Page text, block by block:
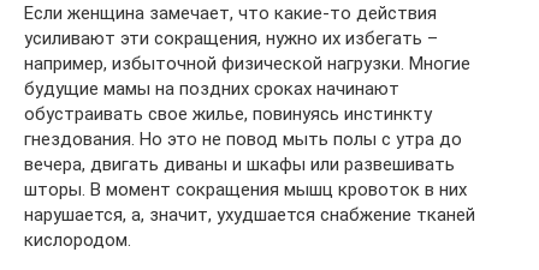
Если женщина замечает, что какие-то действия
усиливают эти сокращения, нужно их избегать –
например, избыточной физической нагрузки. Многие
будущие мамы на поздних сроках начинают
обустраивать свое жилье, повинуясь инстинкту
гнездования. Но это не повод мыть полы с утра до
вечера, двигать диваны и шкафы или развешивать
шторы. В момент сокращения мышц кровоток в них
нарушается, а, значит, ухудшается снабжение тканей
кислородом.